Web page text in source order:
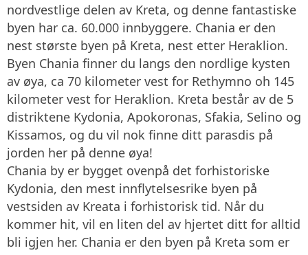
nordvestlige delen av Kreta, og denne fantastiske
byen har ca. 60.000 innbyggere. Chania er den
nest største byen på Kreta, nest etter Heraklion.
Byen Chania finner du langs den nordlige kysten
av øya, ca 70 kilometer vest for Rethymno oh 145
kilometer vest for Heraklion. Kreta består av de 5
distriktene Kydonia, Apokoronas, Sfakia, Selino og
Kissamos, og du vil nok finne ditt parasdis på
jorden her på denne øya!
Chania by er bygget ovenpå det forhistoriske
Kydonia, den mest innflytelsesrike byen på
vestsiden av Kreata i forhistorisk tid. Når du
kommer hit, vil en liten del av hjertet ditt for alltid
bli igjen her. Chania er den byen på Kreta som er